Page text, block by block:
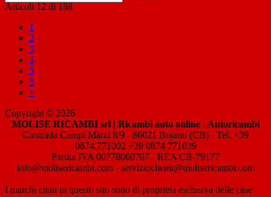
Articoli 12 di 188
1
2
3
4
5
6
>
Copyright © 2026
MOLISE RICAMBI srl | Ricambi auto online - Autoricambi
Contrada Campi Marzi 8/9 - 86021 Bojano (CB) - Tel. +39
0874.771002 +39 0874 771039
Partita IVA 00778060707 - REA CB-79177
info@molisericambi.com - servizioclienti@molisericambi.com
I marchi citati in questo sito sono di proprietà esclusiva delle case